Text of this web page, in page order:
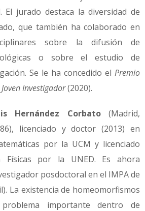
El jurado destaca la diversidad de
que también ha colaborado en
sobre la difusión de
o sobre el estudio de
Se le ha concedido el Premio
Investigador(2020).
Hernández Corbato(Madrid,
licenciado y doctor (2013) en
por la UCM y licenciado
Físicas por la UNED. Es ahora
posdoctoral en el IMPA de
La existencia de homeomorfismos
importante dentro de